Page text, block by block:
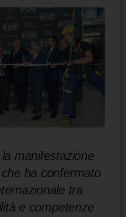
manifestazione
ha confermato
tra
e competenze